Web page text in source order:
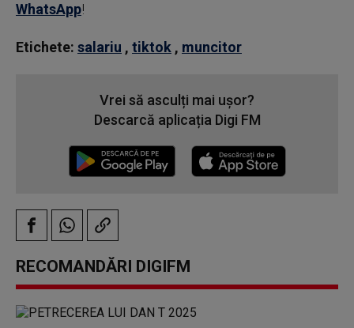
WhatsApp!
Etichete: salariu , tiktok , muncitor
Vrei să asculți mai ușor?
Descarcă aplicația Digi FM
RECOMANDĂRI DIGIFM